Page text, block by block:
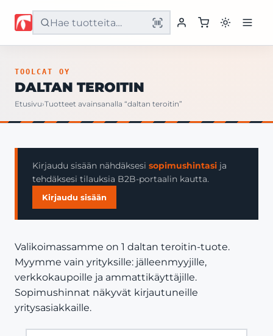
Etusivu
Yritys
Yhteystiedot
TOOLCAT OY
DALTAN TEROITIN
Etusivu›Tuotteet avainsanalla “daltan teroitin”
Kirjaudu sisään nähdäksesi sopimushintasi ja
tehdäksesi tilauksia B2B-portaalin kautta.
Kirjaudu sisään
Valikoimassamme on 1 daltan teroitin-tuote.
Myymme vain yrityksille: jälleenmyyjille,
verkkokaupoille ja ammattikäyttäjille.
Sopimushinnat näkyvät kirjautuneille
yritysasiakkaille.